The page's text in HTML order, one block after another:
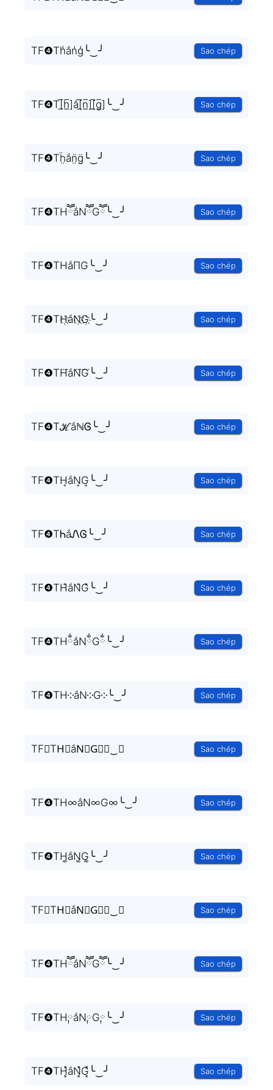
TF❹Th̾ắn̾g̾╰‿╯ Sao chép
TF❹T[̲̅h̲̅]ắ[̲̅n̲̅][̲̅g̲̅]╰‿╯ Sao chép
TF❹Tḧ̤ắn̤̈g̤̈╰‿╯ Sao chép
TF❹THཽắNཽGཽ╰‿╯ Sao chép
TF❹THắΠG╰‿╯ Sao chép
TF❹TH҉ắN҉G҉╰‿╯ Sao chép
TF❹TH⃜ắN⃜G⃜╰‿╯ Sao chép
TF❹TℋắℕᎶ╰‿╯ Sao chép
TF❹TH͎ắN͎G͎╰‿╯ Sao chép
TF❹TᏂắᏁᎶ╰‿╯ Sao chép
TF❹TH̐ắN̐G̐╰‿╯ Sao chép
TF❹THྂắNྂGྂ╰‿╯ Sao chép
TF❹TH༶ắN༶G༶╰‿╯ Sao chép
TF❹TH⃒ắN⃒G⃒╰‿╯ Sao chép
TF❹TH∞ắN∞G∞╰‿╯ Sao chép
TF❹TH͚ắN͚G͚╰‿╯ Sao chép
TF❹TH⃒ắN⃒G⃒╰‿╯ Sao chép
TF❹THཽắNཽGཽ╰‿╯ Sao chép
TF❹TH༙ắN༙G༙╰‿╯ Sao chép
TF❹TH͓̽ắN͓̽G͓̽╰‿╯ Sao chép